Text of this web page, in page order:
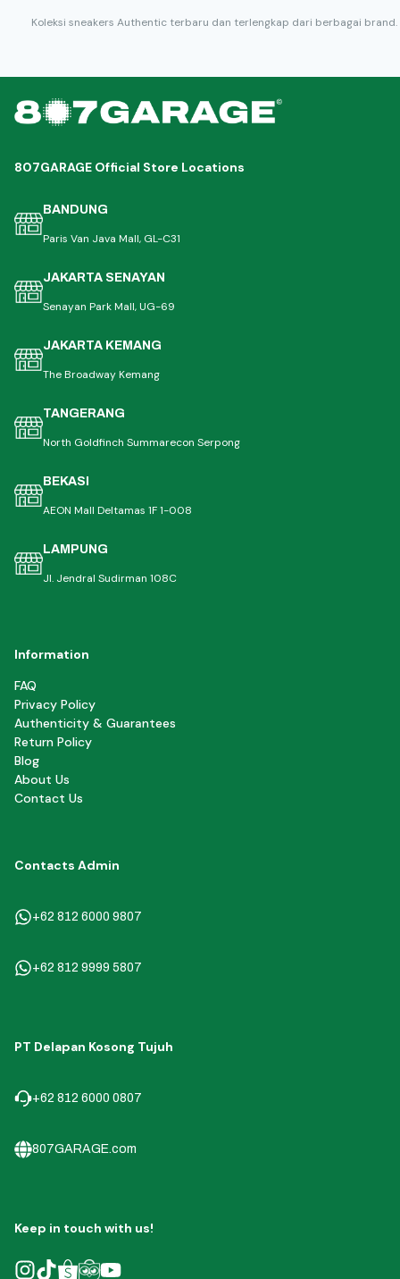
Koleksi sneakers Authentic terbaru dan terlengkap dari berbagai brand.
807GARAGE Official Store Locations
BANDUNG
Paris Van Java Mall, GL-C31
JAKARTA SENAYAN
Senayan Park Mall, UG-69
JAKARTA KEMANG
The Broadway Kemang
TANGERANG
North Goldfinch Summarecon Serpong
BEKASI
AEON Mall Deltamas 1F 1-008
LAMPUNG
Jl. Jendral Sudirman 108C
Information
FAQ
Privacy Policy
Authenticity & Guarantees
Return Policy
Blog
About Us
Contact Us
Contacts Admin
+62 812 6000 9807
+62 812 9999 5807
PT Delapan Kosong Tujuh
+62 812 6000 0807
807GARAGE.com
Keep in touch with us!